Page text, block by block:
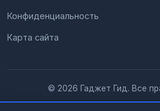
Конфиденциальность
Карта сайта
© 2026 Гаджет Гид. Все